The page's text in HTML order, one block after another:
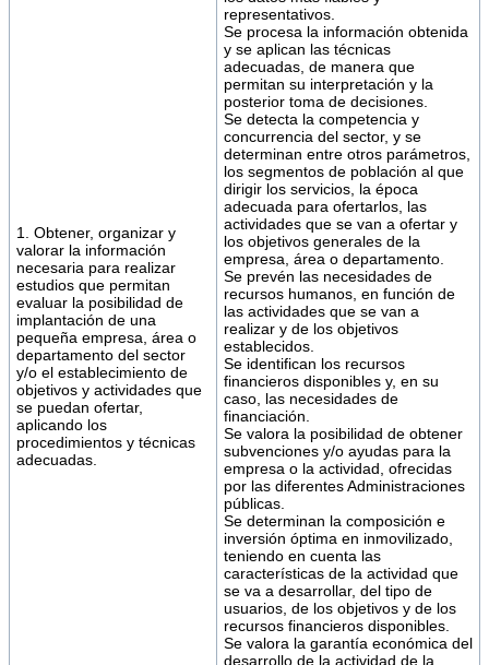
1. Obtener, organizar y
valorar la información
necesaria para realizar
estudios que permitan
evaluar la posibilidad de
implantación de una
pequeña empresa, área o
departamento del sector
y/o el establecimiento de
objetivos y actividades que
se puedan ofertar,
aplicando los
procedimientos y técnicas
adecuadas.
representativos.
Se procesa la información obtenida
y se aplican las técnicas
adecuadas, de manera que
permitan su interpretación y la
posterior toma de decisiones.
Se detecta la competencia y
concurrencia del sector, y se
determinan entre otros parámetros,
los segmentos de población al que
dirigir los servicios, la época
adecuada para ofertarlos, las
actividades que se van a ofertar y
los objetivos generales de la
empresa, área o departamento.
Se prevén las necesidades de
recursos humanos, en función de
las actividades que se van a
realizar y de los objetivos
establecidos.
Se identifican los recursos
financieros disponibles y, en su
caso, las necesidades de
financiación.
Se valora la posibilidad de obtener
subvenciones y/o ayudas para la
empresa o la actividad, ofrecidas
por las diferentes Administraciones
públicas.
Se determinan la composición e
inversión óptima en inmovilizado,
teniendo en cuenta las
características de la actividad que
se va a desarrollar, del tipo de
usuarios, de los objetivos y de los
recursos financieros disponibles.
Se valora la garantía económica del
desarrollo de la actividad de la